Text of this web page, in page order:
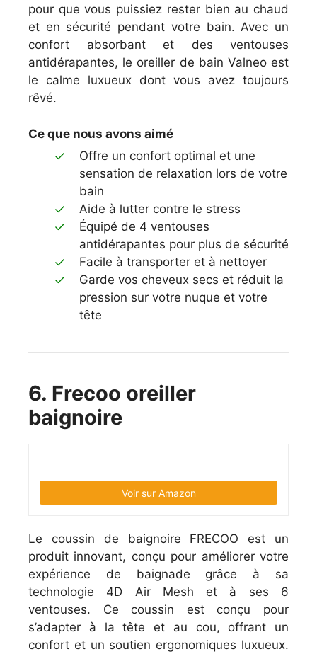
pour que vous puissiez rester bien au chaud
et en sécurité pendant votre bain. Avec un
confort absorbant et des ventouses
antidérapantes, le oreiller de bain Valneo est
le calme luxueux dont vous avez toujours
rêvé.
Ce que nous avons aimé
Offre un confort optimal et une
sensation de relaxation lors de votre
bain
Aide à lutter contre le stress
Équipé de 4 ventouses
antidérapantes pour plus de sécurité
Facile à transporter et à nettoyer
Garde vos cheveux secs et réduit la
pression sur votre nuque et votre
tête
6. Frecoo oreiller
baignoire
Voir sur Amazon
Le coussin de baignoire FRECOO est un
produit innovant, conçu pour améliorer votre
expérience de baignade grâce à sa
technologie 4D Air Mesh et à ses 6
ventouses. Ce coussin est conçu pour
s’adapter à la tête et au cou, offrant un
confort et un soutien ergonomiques luxueux.